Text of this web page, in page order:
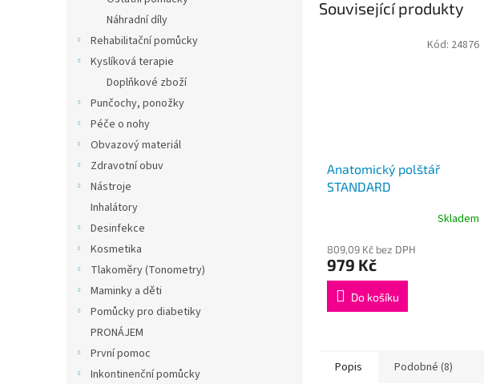
Náhradní díly
Rehabilitační pomůcky
Kyslíková terapie
Doplňkové zboží
Punčochy, ponožky
Péče o nohy
Obvazový materiál
Zdravotní obuv
Nástroje
Inhalátory
Desinfekce
Kosmetika
Tlakoměry (Tonometry)
Maminky a děti
Pomůcky pro diabetiky
PRONÁJEM
První pomoc
Inkontinenční pomůcky
Související produkty
Anatomický polštář
STANDARD
Skladem
809,09 Kč bez DPH
979 Kč
Do košíku
Kód: 24876
Popis Podobné (8)